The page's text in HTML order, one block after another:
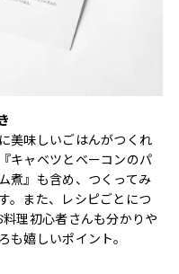
美味しいごはんがつくれ
キャベツとベーコンのパ
煮』も含め、つくってみ
。また、レシピごとにつ
理初心者さんも分かりや
嬉しいポイント。